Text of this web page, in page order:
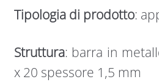
Tipologia di prodotto:
Struttura: barra in
x 20 spessore 1,5 mm